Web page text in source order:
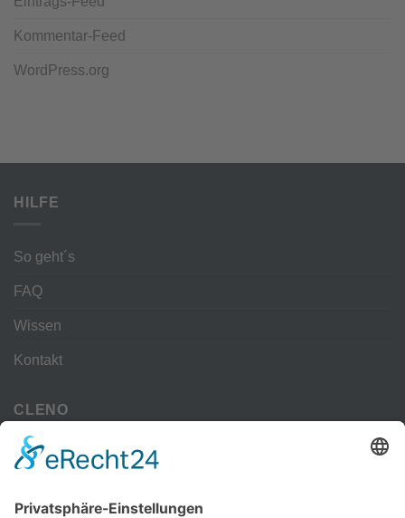
Kommentar-Feed
WordPress.org
HILFE
So geht´s
FAQ
Wissen
Kontakt
CLENO
Alle Vorteile
kostenloser Versand